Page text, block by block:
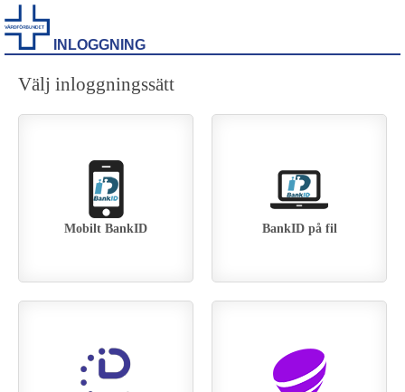
INLOGGNING
Välj inloggningssätt
Mobilt BankID BankID på fil